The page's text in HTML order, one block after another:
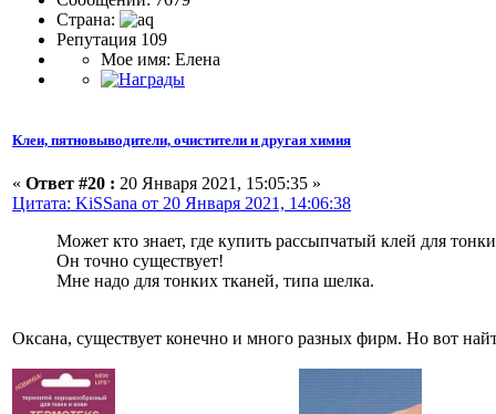
Страна:
Репутация 109
Мое имя: Елена
Клеи, пятновыводители, очистители и другая химия
« Ответ #20 : 20 Января 2021, 15:05:35 »
Цитата: KiSSana от 20 Января 2021, 14:06:38
Может кто знает, где купить рассыпчатый клей для
Он точно существует!
Мне надо для тонких тканей, типа шелка.
Оксана, существует конечно и много разных фирм. Но вот